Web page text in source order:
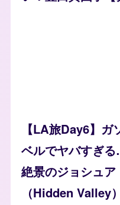
【LA旅Day6】
ベルでヤバすぎ
絶景のジョシュ
（Hidden Valley